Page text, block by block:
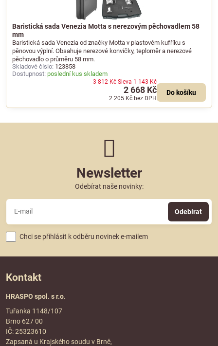
Baristická sada Venezia Motta s nerezovým pěchovadlem 58
mm
Baristická sada Venezia od značky Motta v plastovém kufříku s
pěnovou výplní. Obsahuje nerezové konvičky, teploměr a nerezové
pěchovadlo o průměru 58 mm.
Skladové číslo: 123858
Dostupnost: poslední kus skladem
2 668 Kč
2 205 Kč bez DPH
3 812 Kč Sleva 1 143 Kč
Do košíku
Newsletter
Odebírat naše novinky:
Odebírat
Chci se přihlásit k odběru novinek e-mailem
Kontakt
HRASPO spol. s r.o.
Tuřanka 1148/107
Brno 627 00
IČ: 25323610
Zapsaná u Krajského soudu v Brně,